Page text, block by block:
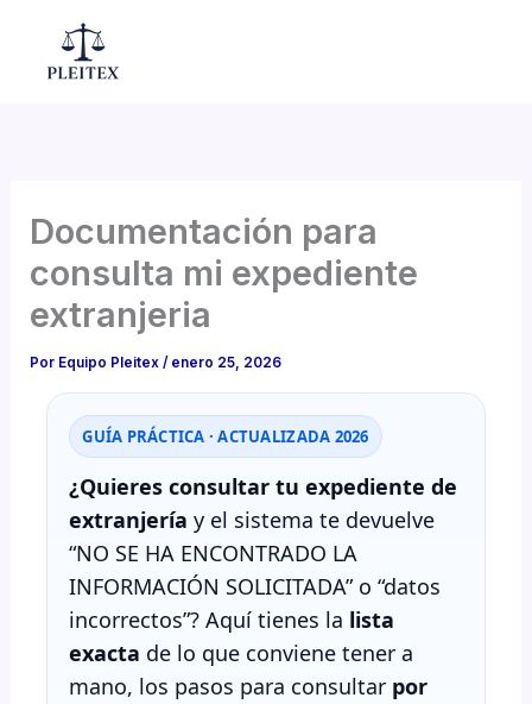
contenido
Documentación para
consulta mi expediente
extranjeria
Por Equipo Pleitex/ enero 25, 2026
GUÍA PRÁCTICA · ACTUALIZADA 2026
¿Quieres consultar tu expediente de
extranjería y el sistema te devuelve
“NO SE HA ENCONTRADO LA
INFORMACIÓN SOLICITADA” o “datos
incorrectos”? Aquí tienes la lista
exacta de lo que conviene tener a
mano, los pasos para consultar por